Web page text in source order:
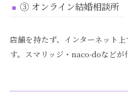
③ オンライン結婚相談所
店舗を持たず、インターネット
す。スマリッジ・naco-doなどが